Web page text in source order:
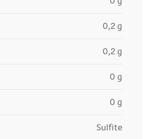
0,2 g
0,2 g
0 g
0 g
Sulfite